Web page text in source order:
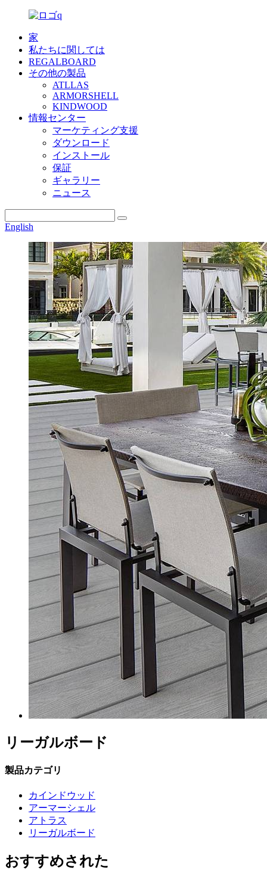
家
私たちに関しては
REGALBOARD
その他の製品
ATLLAS
ARMORSHELL
KINDWOOD
情報センター
マーケティング支援
ダウンロード
インストール
保証
ギャラリー
ニュース
English
リーガルボード
製品カテゴリ
カインドウッド
アーマーシェル
アトラス
リーガルボード
おすすめされた